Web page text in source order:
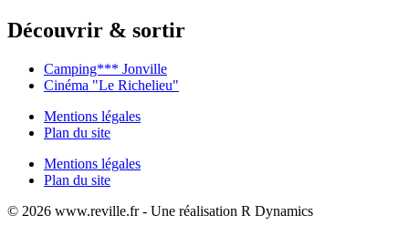
Découvrir & sortir
Camping*** Jonville
Cinéma "Le Richelieu"
Mentions légales
Plan du site
Mentions légales
Plan du site
© 2026 www.reville.fr - Une réalisation R Dynamics